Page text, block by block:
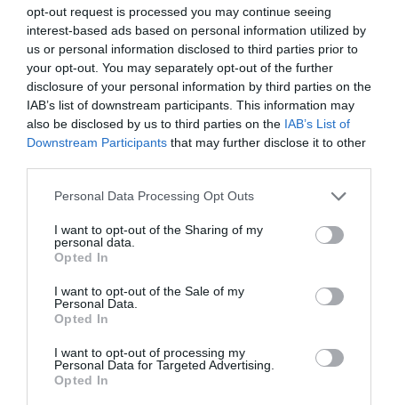
opt-out request is processed you may continue seeing
interest-based ads based on personal information utilized by
us or personal information disclosed to third parties prior to
your opt-out. You may separately opt-out of the further
disclosure of your personal information by third parties on the
IAB’s list of downstream participants. This information may
also be disclosed by us to third parties on the IAB’s List of
Downstream Participants that may further disclose it to other
Please note that this website/app uses one or more Google
not limited to your visit or usage behaviour. You may click to
grant or deny consent to Google and its third-party tags to
use your data for below specified purposes in below Google
consent section.
Personal Data Processing Opt Outs
I want to opt-out of the Sharing of my
personal data.
Opted In
I want to opt-out of the Sale of my
Personal Data.
Opted In
I want to opt-out of processing my
Personal Data for Targeted Advertising.
Opted In
από το 2019»
Ο Διευθυντής Ψηφιακής Επικοινωνίας του
Πρωθυπουργού Νίκος Ρωμανός, απαντά στην
κριτική της αντιπολίτευσης για την πορεία της
ελληνικής οικονομίας, κατηγορώντας την ότι
χρησιμοποιεί αποσπασματικά στοιχεία από έκ...
19:30 | 07 Αυγούστου 2026 Πολιτική